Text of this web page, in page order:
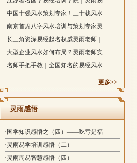
·中国十强风水策划专家！三十载风水...
·南京首席八字风水培训与策划专家灵...
·长三角资深易经起名权威灵雨老师｜...
·大型企业风水如何布局？灵雨老师实...
·名师手把手教｜全国知名的易经风水...
更多>>
灵雨感悟
·国学知识感悟之（四）——吃亏是福
·灵雨易学培训感悟（二）
·灵雨周易智慧感悟（四）